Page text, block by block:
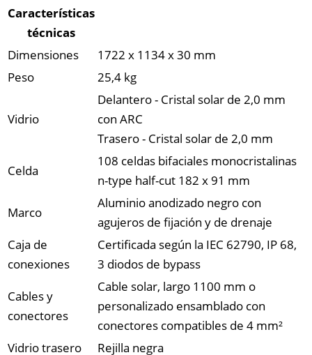
Características
técnicas
Dimensiones
1722 x 1134 x 30 mm
Peso
25,4 kg
Vidrio
Delantero - Cristal solar de 2,0 mm
con ARC
Trasero - Cristal solar de 2,0 mm
Celda
108 celdas bifaciales monocristalinas
n-type half-cut 182 x 91 mm
Marco
Aluminio anodizado negro con
agujeros de fijación y de drenaje
Caja de
conexiones
Certificada según la IEC 62790, IP 68,
3 diodos de bypass
Cables y
conectores
Cable solar, largo 1100 mm o
personalizado ensamblado con
conectores compatibles de 4 mm²
Vidrio trasero
Rejilla negra